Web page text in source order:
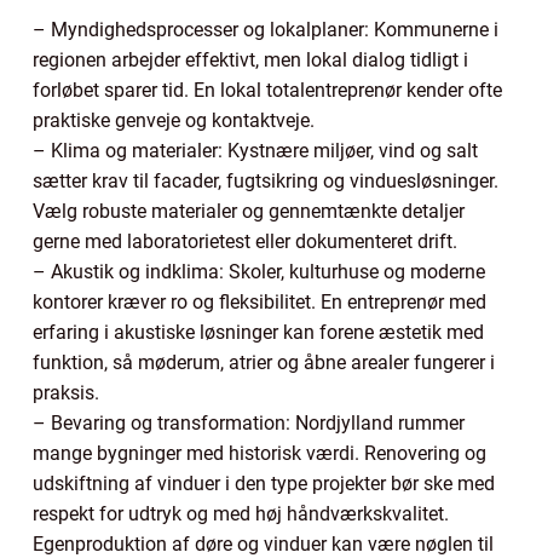
– Myndighedsprocesser og lokalplaner: Kommunerne i
regionen arbejder effektivt, men lokal dialog tidligt i
forløbet sparer tid. En lokal totalentreprenør kender ofte
praktiske genveje og kontaktveje.
– Klima og materialer: Kystnære miljøer, vind og salt
sætter krav til facader, fugtsikring og vinduesløsninger.
Vælg robuste materialer og gennemtænkte detaljer
gerne med laboratorietest eller dokumenteret drift.
– Akustik og indklima: Skoler, kulturhuse og moderne
kontorer kræver ro og fleksibilitet. En entreprenør med
erfaring i akustiske løsninger kan forene æstetik med
funktion, så møderum, atrier og åbne arealer fungerer i
praksis.
– Bevaring og transformation: Nordjylland rummer
mange bygninger med historisk værdi. Renovering og
udskiftning af vinduer i den type projekter bør ske med
respekt for udtryk og med høj håndværkskvalitet.
Egenproduktion af døre og vinduer kan være nøglen til